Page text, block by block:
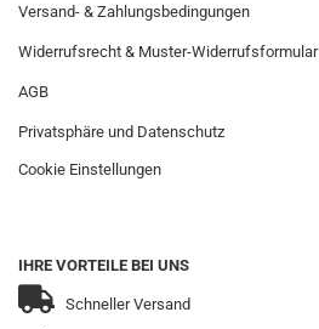
Versand- & Zahlungsbedingungen
Widerrufsrecht & Muster-Widerrufsformular
AGB
Privatsphäre und Datenschutz
Cookie Einstellungen
IHRE VORTEILE BEI UNS
Schneller Versand